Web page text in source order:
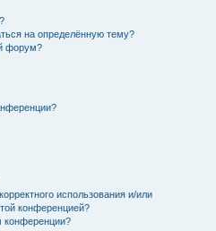
на определённую тему?
форум?
использования и/или
конференцией?
конференции?